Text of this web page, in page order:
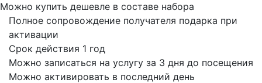
Можно купить дешевле в составе набора
Полное сопровождение получателя подарка при
активации
Срок действия 1 год
Можно записаться на услугу за 3 дня до посещения
Можно активировать в последний день